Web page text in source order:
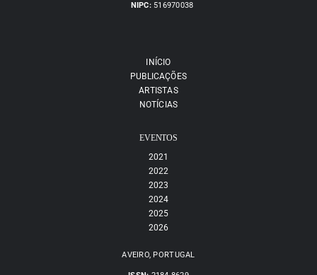
NIPC:516970038
INÍCIO
PUBLICAÇÕES
ARTISTAS
NOTÍCIAS
EVENTOS
2021
2022
2023
2024
2025
2026
AVEIRO, PORTUGAL